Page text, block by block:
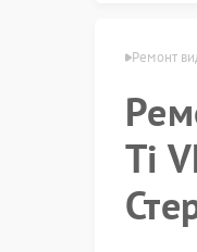
в Стерлитамаке Ремонт
Ti